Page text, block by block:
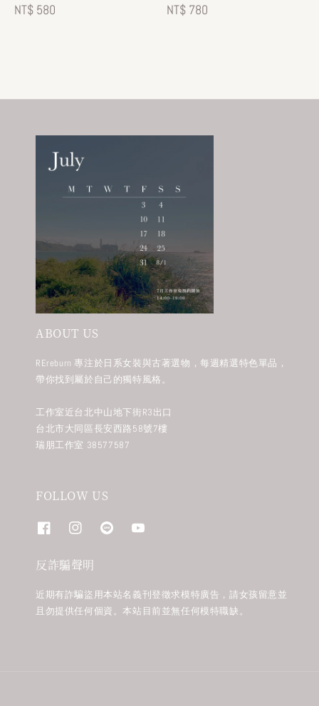
Regular
NT$ 580
Regular
NT$ 780
ABOUT US
REreburn 專注於日系女裝與古著選物，每週精選特色單品，
帶你找到屬於自己的獨特風格。
工作室近台北中山地下街R3出口
台北市大同區長安西路58號7樓
瑞朋工作室 38577587
FOLLOW US
反詐騙聲明
近期有詐騙盜用本站名義刊登徵求模特廣告，請女孩留意並
且勿提供任何個資。本站目前並無任何模特職缺。